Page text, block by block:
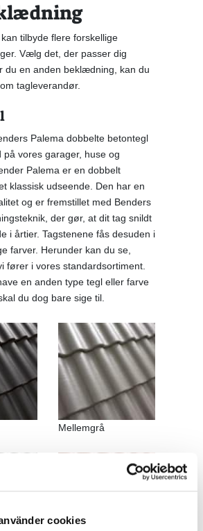
cookies
tilbyde flere forskellige
Vælg det, der passer dig
du en anden beklædning, kan du
tagleverandør.
Palema dobbelte betontegl
på vores garager, huse og
Palema er en dobbelt
klassisk udseende. Den har en
og er fremstillet med Benders
der gør, at dit tag snildt
i årtier. Tagstenene fås desuden i
farver. Herunder kan du se,
fører i vores standardsortiment.
en anden type tegl eller farve
du dog bare sige til.
Mellemgrå